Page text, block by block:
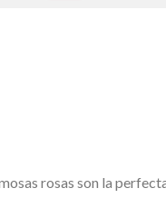
rosas son la